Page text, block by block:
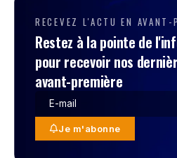
RECEVEZ L'ACTU EN AVANT-
Restez à la pointe de
pour recevoir nos
avant-première
Je m'abonne